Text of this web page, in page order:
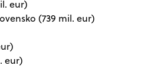
eur)
(739 mil. eur)
eur)